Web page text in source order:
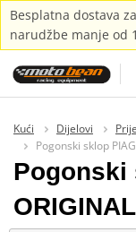
Besplatna dostava
narudžbe manje od
Kući Dijelovi
Pogonski sklop
Pogonski